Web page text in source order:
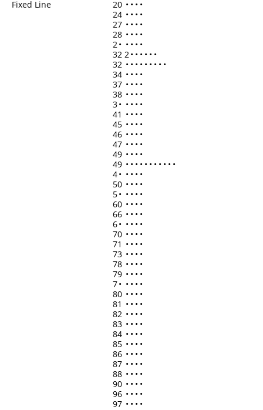
Fixed Line
20 • • • •
24 • • • •
27 • • • •
28 • • • •
2• • • • •
32 2• • • • • •
32 • • • • • • • • •
34 • • • •
37 • • • •
38 • • • •
3• • • • •
41 • • • •
45 • • • •
46 • • • •
47 • • • •
49 • • • •
49 • • • • • • • • • • •
4• • • • •
50 • • • •
5• • • • •
60 • • • •
66 • • • •
6• • • • •
70 • • • •
71 • • • •
73 • • • •
78 • • • •
79 • • • •
7• • • • •
80 • • • •
81 • • • •
82 • • • •
83 • • • •
84 • • • •
85 • • • •
86 • • • •
87 • • • •
88 • • • •
90 • • • •
96 • • • •
97 • • • •